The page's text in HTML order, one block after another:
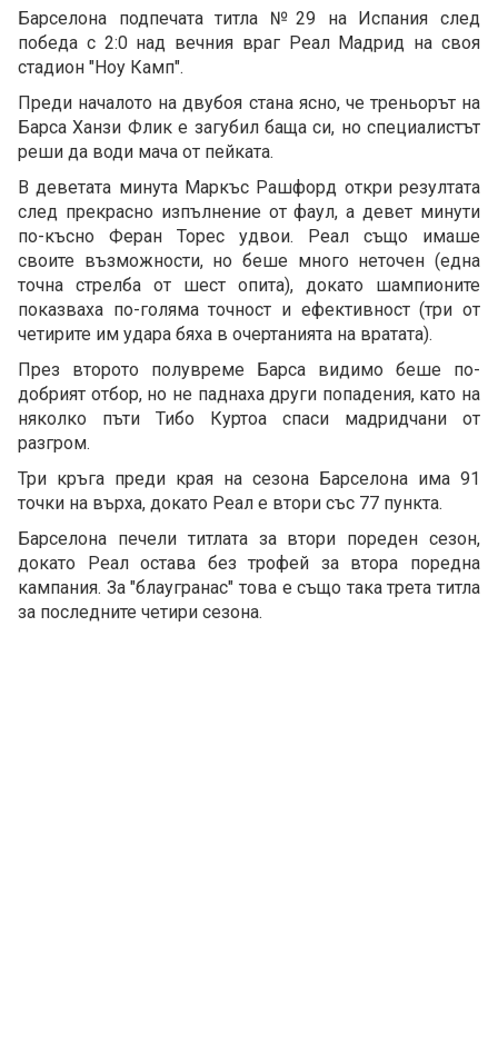
Барселона подпечата титла №29 на Испания след
победа с 2:0 над вечния враг Реал Мадрид на своя
стадион "Ноу Камп".
Преди началото на двубоя стана ясно, че треньорът на
Барса Ханзи Флик е загубил баща си, но специалистът
реши да води мача от пейката.
В деветата минута Маркъс Рашфорд откри резултата
след прекрасно изпълнение от фаул, а девет минути
по-късно Феран Торес удвои. Реал също имаше
своите възможности, но беше много неточен (една
точна стрелба от шест опита), докато шампионите
показваха по-голяма точност и ефективност (три от
четирите им удара бяха в очертанията на вратата).
През второто полувреме Барса видимо беше по-
добрият отбор, но не паднаха други попадения, като на
няколко пъти Тибо Куртоа спаси мадридчани от
разгром.
Три кръга преди края на сезона Барселона има 91
точки на върха, докато Реал е втори със 77 пункта.
Барселона печели титлата за втори пореден сезон,
докато Реал остава без трофей за втора поредна
кампания. За "блаугранас" това е също така трета титла
за последните четири сезона.